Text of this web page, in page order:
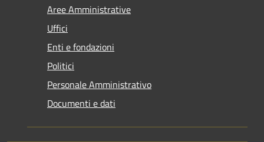
Aree Amministrative
Uffici
Enti e fondazioni
Politici
Personale Amministrativo
Documenti e dati